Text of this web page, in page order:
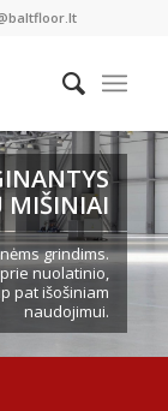
MIŠINIAI
grindims.
nuolatinio,
pat išošiniam
naudojimui.